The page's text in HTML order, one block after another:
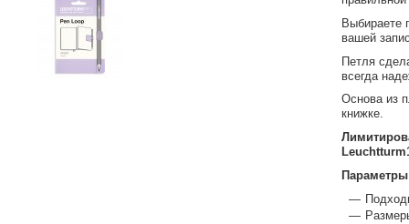
Выбираете
вашей
Петля
всегда
Основа из
книжке.
Параметры